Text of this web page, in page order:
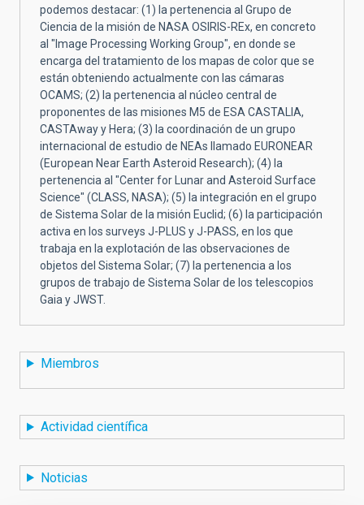
podemos destacar: (1) la pertenencia al Grupo de
Ciencia de la misión de NASA OSIRIS-REx, en concreto
al "Image Processing Working Group", en donde se
encarga del tratamiento de los mapas de color que se
están obteniendo actualmente con las cámaras
OCAMS; (2) la pertenencia al núcleo central de
proponentes de las misiones M5 de ESA CASTALIA,
CASTAway y Hera; (3) la coordinación de un grupo
internacional de estudio de NEAs llamado EURONEAR
(European Near Earth Asteroid Research); (4) la
pertenencia al "Center for Lunar and Asteroid Surface
Science" (CLASS, NASA); (5) la integración en el grupo
de Sistema Solar de la misión Euclid; (6) la participación
activa en los surveys J-PLUS y J-PASS, en los que
trabaja en la explotación de las observaciones de
objetos del Sistema Solar; (7) la pertenencia a los
grupos de trabajo de Sistema Solar de los telescopios
Gaia y JWST.
Miembros
Actividad científica
Noticias